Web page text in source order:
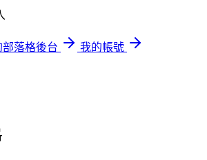
部落格後台
我的帳號